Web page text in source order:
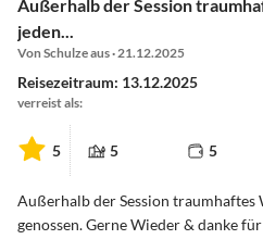
Außerhalb der Session
jeden...
Von Schulze aus · 21.12.2025
Reisezeitraum: 13.12.2025
verreist als:
5 5 5
Außerhalb der Session traumhaftes
genossen. Gerne Wieder & danke